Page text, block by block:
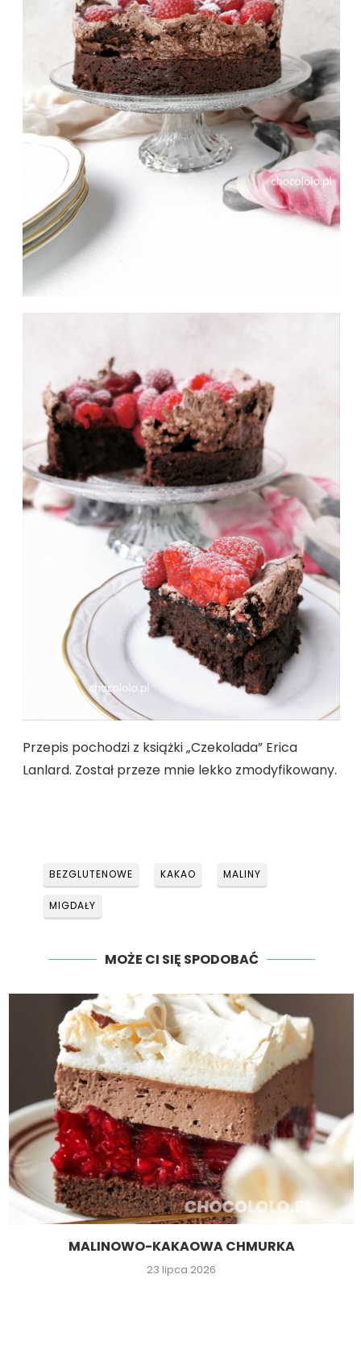
Przepis pochodzi z książki „Czekolada” Erica
Lanlard. Został przeze mnie lekko zmodyfikowany.
BEZGLUTENOWE KAKAO MALINY
MIGDAŁY
MOŻE CI SIĘ SPODOBAĆ
MALINOWO-KAKAOWA CHMURKA
23 lipca 2026